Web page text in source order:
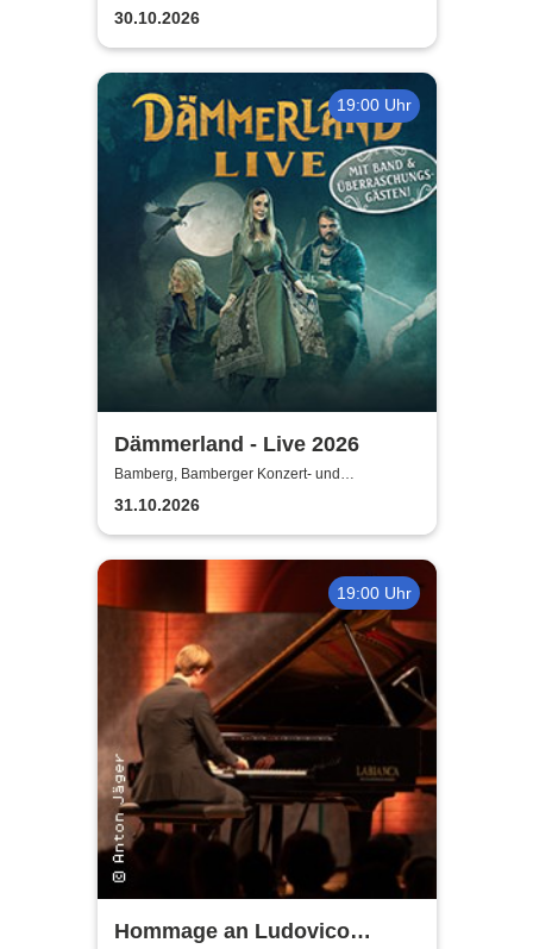
Kongresshalle
30.10.2026
19:00 Uhr
Dämmerland - Live 2026
Bamberg, Bamberger Konzert- und
Kongresshalle
31.10.2026
19:00 Uhr
Hommage an Ludovico